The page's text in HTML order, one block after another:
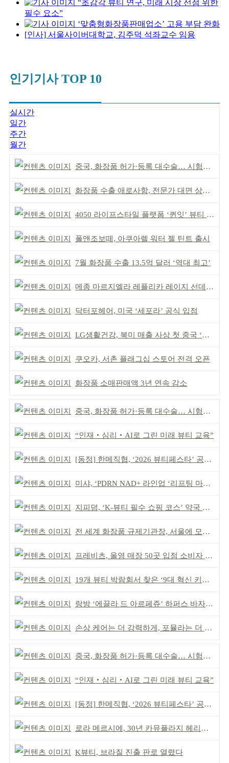
“초감각 뷰티 연구, 미래 시장 선점 위한
필수 요소”
‘맞춤형화장품판매업소’ 고용 부담 완화
[인사] 서울사이버대학교, 김주덕 석좌교수 임용
인기기사 TOP 10
실시간
일간
주간
월간
중국, 화장품 허가·등록 대수술… 시험자료 공용 허용
화장품 수출 애로사항, 전문가 대면 상담 운영
4050 라이프스타일 플랫폼 ‘퀸잇’ 뷰티 성장세
폴앤조보떼, 아쿠아렐 워터 젤 틴트 출시
7월 화장품 수출 13.5억 달러 ‘역대 최고’
메종 마르지엘라 레플리카 레이지 선데이 모닝 디퓨저
닥터포헤어, 미국 ‘세포라’ 공식 입점
LG생활건강, 북미 매출 사상 첫 중국 ‘추월’
쿠오카, 서촌 플래그십 스토어 전격 오픈
화장품 소매판매액 3년 연속 감소
중국, 화장품 허가·등록 대수술… 시험자료 공용 허용
“인재‧심리‧AI로 그린 미래 뷰티 교육”
[동정] 한메직협, ‘2026 뷰티페스타’ 공동 주최
미샤, ‘PDRN NAD+ 라인업 ‘리프팅 마스크’ 출시
지피덤, ‘K-뷰티 필수 쇼핑 코스’ 약국 공략
전 세계 화장품 규제기관장, 서울에 모인다
프레비츠, 올영 매장 50곳 입점 소비자 접점 강화
19개 뷰티 박람회서 찾은 ‘9대 혁신 키워드’
랑방 ‘에끌라 드 아르페쥬’ 하퍼스 바자 화보 공개
손상 케어는 더 강력하게, 포뮬라는 더 산뜻하게!
중국, 화장품 허가·등록 대수술… 시험자료 공용 허용
“인재‧심리‧AI로 그린 미래 뷰티 교육”
[동정] 한메직협, ‘2026 뷰티페스타’ 공동 주최
로라 메르시에, 30년 카뮤플라지 헤리티지 담아
K뷰티, 브라질 진출 판로 열렸다